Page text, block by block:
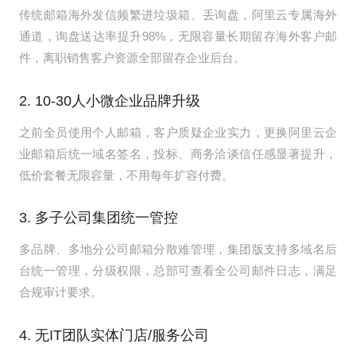
传统邮箱海外发信频繁进垃圾箱、丢询盘，阿里云专属海外
通道，询盘送达率提升98%，无限容量长期留存海外客户邮
件，离职销售客户资源全部留存企业后台。
2. 10-30人小微企业品牌升级
之前全员使用个人邮箱，客户质疑企业实力，更换阿里云企
业邮箱后统一域名签名，投标、商务洽谈信任感显著提升，
低价套餐无限容量，不用每年扩容付费。
3. 多子公司集团统一管控
多品牌、多地分公司邮箱分散难管理，集团版支持多域名后
台统一管理，分级权限，总部可查看全公司邮件日志，满足
合规审计要求。
4. 无IT团队实体门店/服务公司